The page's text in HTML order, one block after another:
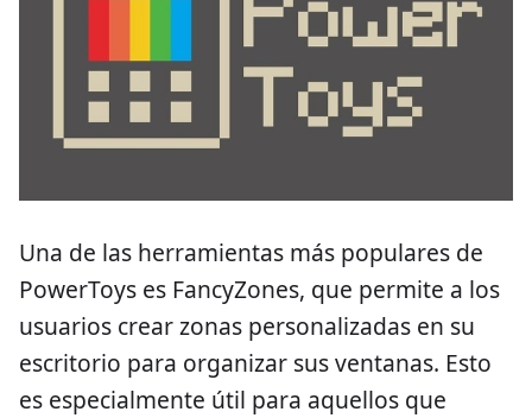
Una de las herramientas más populares de
PowerToys es FancyZones, que permite a los
usuarios crear zonas personalizadas en su
escritorio para organizar sus ventanas. Esto
es especialmente útil para aquellos que